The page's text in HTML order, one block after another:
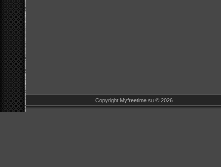
Copyright Myfreetime.su © 2026